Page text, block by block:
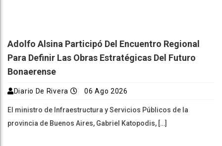
Adolfo Alsina Participó Del Encuentro Regional
Para Definir Las Obras Estratégicas Del Futuro
Bonaerense
Diario De Rivera 06 Ago 2026
El ministro de Infraestructura y Servicios Públicos de la
provincia de Buenos Aires, Gabriel Katopodis, […]